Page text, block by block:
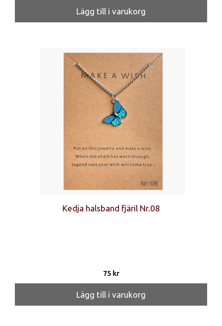
Lägg till i varukorg
Kedja halsband fjäril Nr.08
75 kr
Lägg till i varukorg